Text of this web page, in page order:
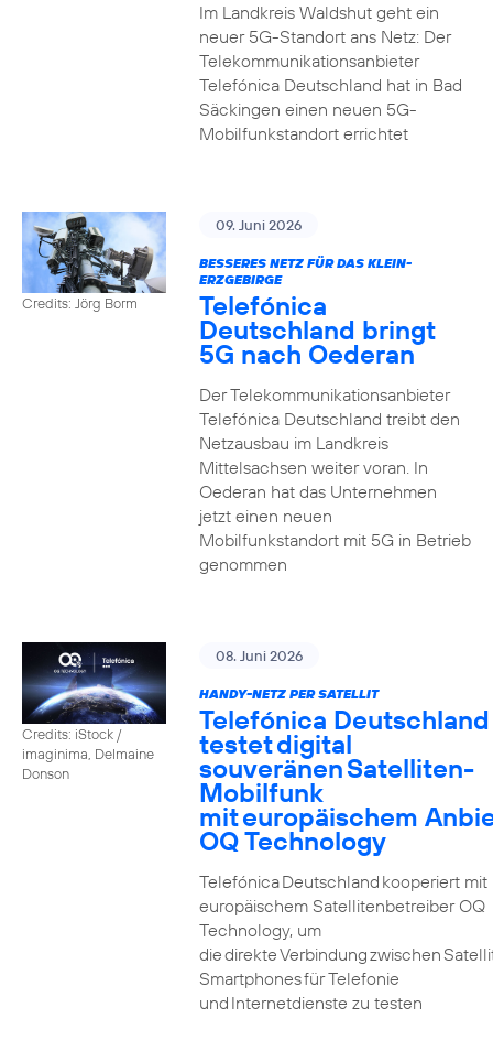
Im Landkreis Waldshut geht ein
neuer 5G-Standort ans Netz: Der
Telekommunikationsanbieter
Telefónica Deutschland hat in Bad
Säckingen einen neuen 5G-
Mobilfunkstandort errichtet
Credits: Jörg Borm
09. Juni 2026
BESSERES NETZ FÜR DAS KLEIN-
ERZGEBIRGE
Telefónica
Deutschland bringt
5G nach Oederan
Der Telekommunikationsanbieter
Telefónica Deutschland treibt den
Netzausbau im Landkreis
Mittelsachsen weiter voran. In
Oederan hat das Unternehmen
jetzt einen neuen
Mobilfunkstandort mit 5G in Betrieb
genommen
Credits: iStock /
imaginima, Delmaine
Donson
08. Juni 2026
HANDY-NETZ PER SATELLIT
Telefónica Deutschland
testet digital
souveränen Satelliten-
Mobilfunk
mit europäischem
OQ Technology
Telefónica Deutschland kooperiert mit
europäischem Satellitenbetreiber OQ
Technology, um
die direkte Verbindung zwischen
Smartphones für Telefonie
und Internetdienste zu testen